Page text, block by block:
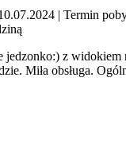
| Termin
jedzonko:) z widokiem
Miła obsługa.